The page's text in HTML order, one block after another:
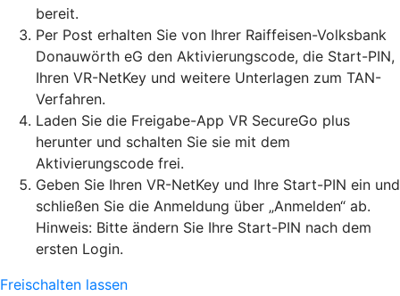
bereit.
Per Post erhalten Sie von Ihrer Raiffeisen-Volksbank
Donauwörth eG den Aktivierungscode, die Start-PIN,
Ihren VR-NetKey und weitere Unterlagen zum TAN-
Verfahren.
Laden Sie die Freigabe-App VR SecureGo plus
herunter und schalten Sie sie mit dem
Aktivierungscode frei.
Geben Sie Ihren VR-NetKey und Ihre Start-PIN ein und
schließen Sie die Anmeldung über „Anmelden“ ab.
Hinweis: Bitte ändern Sie Ihre Start-PIN nach dem
ersten Login.
Freischalten lassen